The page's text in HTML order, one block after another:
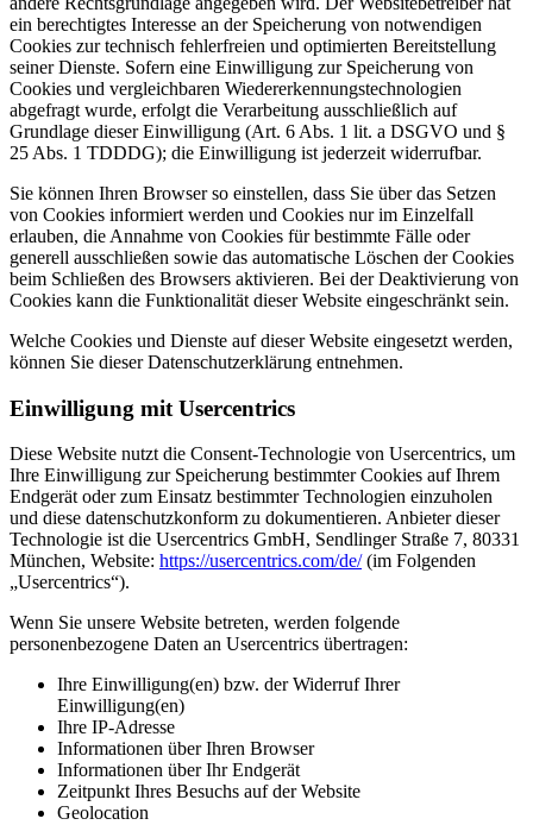
ein berechtigtes Interesse an der Speicherung von notwendigen
Cookies zur technisch fehlerfreien und optimierten Bereitstellung
seiner Dienste. Sofern eine Einwilligung zur Speicherung von
Cookies und vergleichbaren Wiedererkennungstechnologien
abgefragt wurde, erfolgt die Verarbeitung ausschließlich auf
Grundlage dieser Einwilligung (Art. 6 Abs. 1 lit. a DSGVO und §
25 Abs. 1 TDDDG); die Einwilligung ist jederzeit widerrufbar.
Sie können Ihren Browser so einstellen, dass Sie über das Setzen
von Cookies informiert werden und Cookies nur im Einzelfall
erlauben, die Annahme von Cookies für bestimmte Fälle oder
generell ausschließen sowie das automatische Löschen der Cookies
beim Schließen des Browsers aktivieren. Bei der Deaktivierung von
Cookies kann die Funktionalität dieser Website eingeschränkt sein.
Welche Cookies und Dienste auf dieser Website eingesetzt werden,
können Sie dieser Datenschutzerklärung entnehmen.
Einwilligung mit Usercentrics
Diese Website nutzt die Consent-Technologie von Usercentrics, um
Ihre Einwilligung zur Speicherung bestimmter Cookies auf Ihrem
Endgerät oder zum Einsatz bestimmter Technologien einzuholen
und diese datenschutzkonform zu dokumentieren. Anbieter dieser
Technologie ist die Usercentrics GmbH, Sendlinger Straße 7, 80331
München, Website: https://usercentrics.com/de/(im Folgenden
„Usercentrics“).
Wenn Sie unsere Website betreten, werden folgende
personenbezogene Daten an Usercentrics übertragen:
Ihre Einwilligung(en) bzw. der Widerruf Ihrer
Einwilligung(en)
Ihre IP-Adresse
Informationen über Ihren Browser
Informationen über Ihr Endgerät
Zeitpunkt Ihres Besuchs auf der Website
Geolocation